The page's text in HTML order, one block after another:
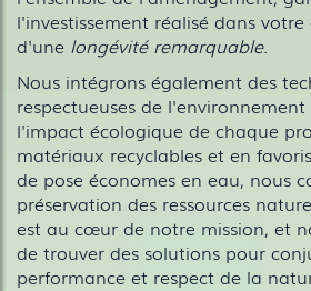
l'investissement réalisé dans
d'une longévité remarquable.
Nous intégrons également des
respectueuses de
l'impact écologique de chaque
matériaux recyclables et en
de pose économes en eau, nous
préservation des ressources
est au cœur de notre mission, et
de trouver des solutions pour
performance et respect de la